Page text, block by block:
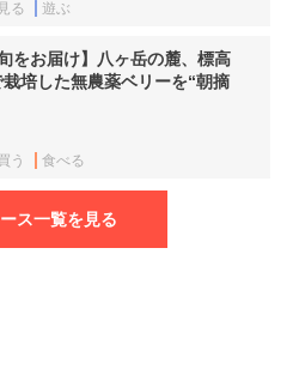
見る 遊ぶ
をお届け】八ヶ岳の麓、標高
培した無農薬ベリーを“朝摘
う 食べる
ス一覧を見る